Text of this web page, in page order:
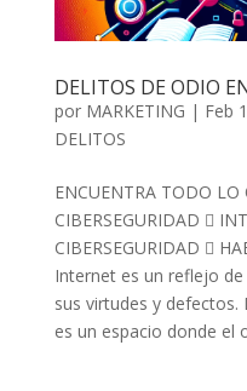
DELITOS DE ODIO
por MARKETING | Feb
DELITOS
ENCUENTRA TODO LO
CIBERSEGURIDAD 
CIBERSEGURIDAD 
Internet es un reflejo
sus virtudes y
es un espacio donde el